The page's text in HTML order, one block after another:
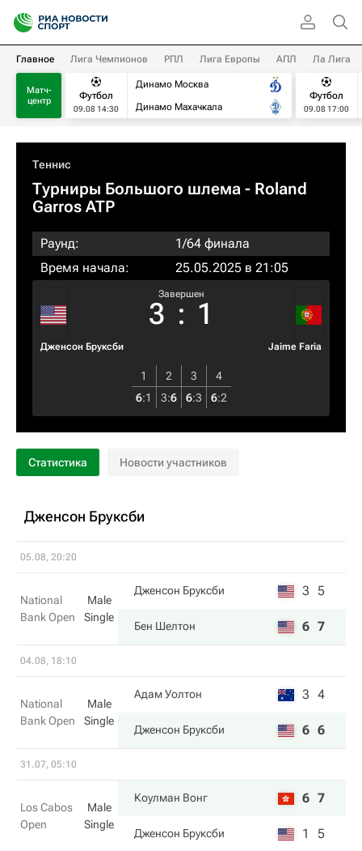
Главное Лига Чемпионов РПЛ Лига Европы АПЛ Ла Лига
Матч-
центр
Футбол
09.08 14:30
Динамо Москва
Динамо Махачкала
Футбол
09.08 17:00
Теннис
Турниры Большого шлема - Roland
Garros ATP
Раунд:
1/64 финала
Время начала:
25.05.2025 в 21:05
Дженсон Бруксби
Завершен
3 : 1
Jaime Faria
1 2 3
4
6:1 3:6 6:3 6:2
Статистика Новости участников
Дженсон Бруксби
05.08, 20:20
National
Bank Open
Male
Single
Дженсон Бруксби 3 5
Бен Шелтон 6 7
04.08, 18:10
National
Bank Open
Male
Single
Адам Уолтон 3 4
Дженсон Бруксби 6 6
31.07, 05:10
Los Cabos
Open
Male
Single
Коулман Вонг 6 7
Дженсон Бруксби 1 5